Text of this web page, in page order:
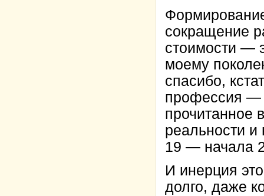
сокращение
стоимости —
моему
спасибо,
профессия —
прочитанное
реальности и
19 — начала
И инерция
долго, даже